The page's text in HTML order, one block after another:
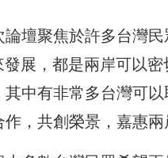
論壇聚焦於許多台灣
展，都是兩岸可以
其中有非常多台灣可
，共創榮景，嘉惠兩